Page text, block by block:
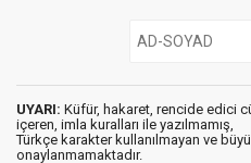
UYARI: Küfür, hakaret, rencide edici
içeren, imla kuralları ile yazılmamış,
Türkçe karakter kullanılmayan ve
onaylanmamaktadır.